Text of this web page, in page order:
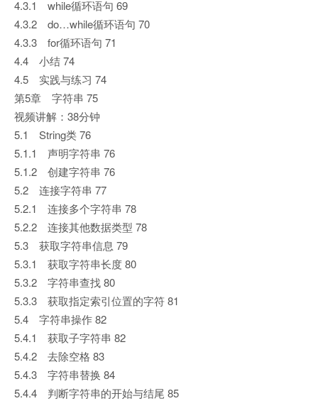
4.3.1 while循环语句 69
4.3.2 do…while循环语句 70
4.3.3 for循环语句 71
4.4 小结 74
4.5 实践与练习 74
第5章 字符串 75
视频讲解：38分钟
5.1 String类 76
5.1.1 声明字符串 76
5.1.2 创建字符串 76
5.2 连接字符串 77
5.2.1 连接多个字符串 78
5.2.2 连接其他数据类型 78
5.3 获取字符串信息 79
5.3.1 获取字符串长度 80
5.3.2 字符串查找 80
5.3.3 获取指定索引位置的字符 81
5.4 字符串操作 82
5.4.1 获取子字符串 82
5.4.2 去除空格 83
5.4.3 字符串替换 84
5.4.4 判断字符串的开始与结尾 85